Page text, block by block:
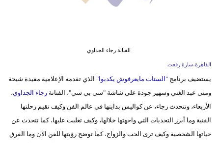
مرأة
أزياء
إسلامية
الفنانة رجاء الجداوي
القاهرة-سارة رفعت
يستضيف برنامج"الستات مايعرفوش يكدبوا" الذي تقدمه الإعلامية مفيدة شيحة
ومنى عبد الغني وسهير جودة على شاشة "سي بي سي"، الفنانةرجاء الجداوي،
الأربعاء، وتتحدث رجاء، عن كواليس بدايتها في عالم الفن وكيف تقيم رحلتها
الفنية وما أبرز التحديات التي واجهتها خلالها، وكيف تغلبت عليها، كما تتحدث عن
حياتها الشخصية وكيف ترى الحب والزواج، كما توضح رؤيتها للفن الآن وما الفرق